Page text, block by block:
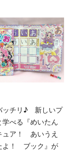
ッチリ♪ 新しいプ
学べる『めいたん
ュア！ あいうえ
！ ブック』が